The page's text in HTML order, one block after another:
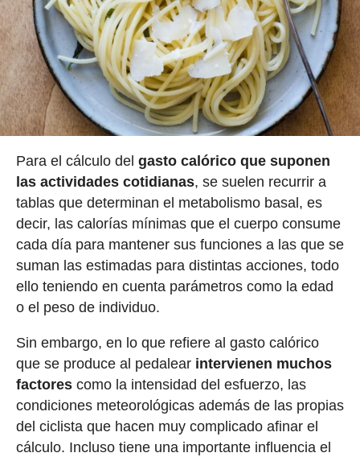
Para el cálculo del gasto calórico que suponen
las actividades cotidianas, se suelen recurrir a
tablas que determinan el metabolismo basal, es
decir, las calorías mínimas que el cuerpo consume
cada día para mantener sus funciones a las que se
suman las estimadas para distintas acciones, todo
ello teniendo en cuenta parámetros como la edad
o el peso de individuo.
Sin embargo, en lo que refiere al gasto calórico
que se produce al pedalear intervienen muchos
factorescomo la intensidad del esfuerzo, las
condiciones meteorológicas además de las propias
del ciclista que hacen muy complicado afinar el
cálculo. Incluso tiene una importante influencia el